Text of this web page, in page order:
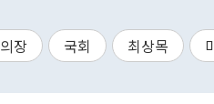
장 국회 최상목